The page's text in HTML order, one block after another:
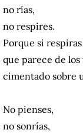
no rías,
no respires.
Porque si
que parece de los
cimentado sobre
No pienses,
no sonrías,